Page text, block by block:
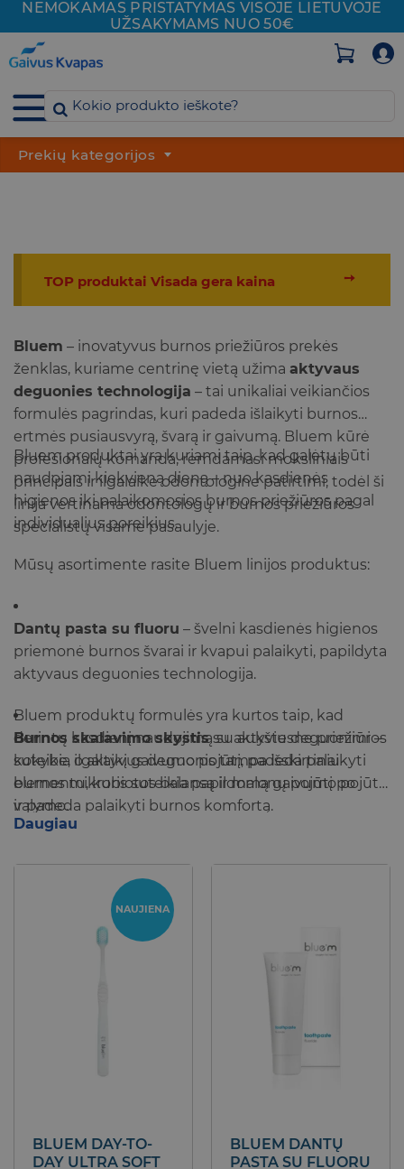
Skip
to
content
NEMOKAMAS PRISTATYMAS VISOJE LIETUVOJE
UŽSAKYMAMS NUO 50€
Prekių kategorijos
➙
TOP produktai Visada gera kaina
Bluem – inovatyvus burnos priežiūros prekės
ženklas, kuriame centrinę vietą užima aktyvaus
deguonies technologija – tai unikaliai veikiančios
formulės pagrindas, kuri padeda išlaikyti burnos
ertmės pusiausvyrą, švarą ir gaivumą. Bluem kūrė
profesionalų komanda, remdamasi moksliniais
principais ir ilgalaike odontologine patirtimi, todėl ši
linija vertinama odontologų ir burnos priežiūros
specialistų visame pasaulyje.
Bluem produktai yra kuriami taip, kad galėtų būti
naudojami kiekvieną dieną – nuo kasdienės
higienos iki palaikomosios burnos priežiūros pagal
individualius poreikius.
Mūsų asortimente rasite Bluem linijos produktus:
Dantų pasta su fluoru – švelni kasdienės higienos
priemonė burnos švarai ir kvapui palaikyti, papildyta
aktyvaus deguonies technologija.
Burnos skalavimo skystissu aktyviu deguonimi –
suteikia ilgalaikį gaivumo pojūtį, padeda palaikyti
burnos mikrobiotos balansą ir malonų pojūtį po
valymo.
Burnos gaiviklisir kramtomoji guma – patogios
priemonės gaiviam kvėpavimui palaikyti bet kur ir
dantims ir kaulams – papildoma
Bluem produktų formulės yra kurtos taip, kad
derintų kasdienį naudojimą su aukštesne priežiūros
kokybe, o aktyvus deguonis tampa išskirtiniu
elementu, kuris suteikia papildomą gaivumo pojūtį
ir padeda palaikyti burnos komfortą.
Daugiau
NAUJIENA
BLUEM DAY-TO-
DAY ULTRA SOFT
BLUEM DANTŲ
PASTA SU FLUORU